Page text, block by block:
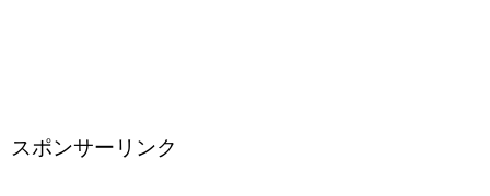
スポンサーリンク